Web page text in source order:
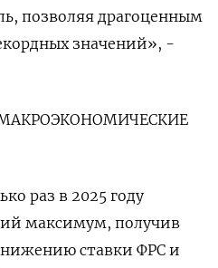
позволяя драгоценным
значений», -
раз в 2025 году
максимум, получив
ставки ⁠ФРС и